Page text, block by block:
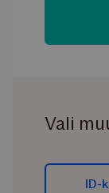
Vali
ID-